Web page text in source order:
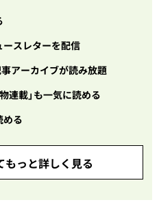
スレターを配信
アーカイブが読み放題
連載」も一気に読める
める
もっと詳しく見る